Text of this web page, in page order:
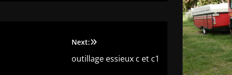
Next:
outillage essieux c et c1